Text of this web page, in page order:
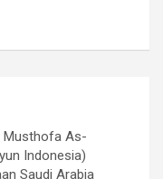
Musthofa As-
Indonesia)
Saudi Arabia